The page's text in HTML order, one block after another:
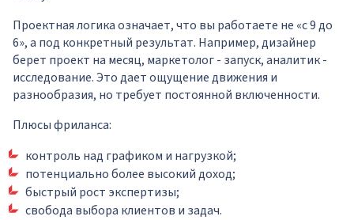
Проектная логика означает, что вы работаете не «с 9 до
6», а под конкретный результат. Например, дизайнер
берет проект на месяц, маркетолог - запуск, аналитик -
исследование. Это дает ощущение движения и
разнообразия, но требует постоянной включенности.
Плюсы фриланса:
контроль над графиком и нагрузкой;
потенциально более высокий доход;
быстрый рост экспертизы;
свобода выбора клиентов и задач.